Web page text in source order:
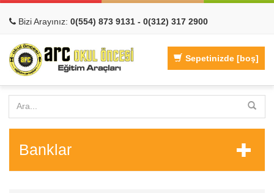
Bizi Arayınız: 0(554) 873 9131 - 0(312) 317 2900
Sepetinizde [boş]
Banklar